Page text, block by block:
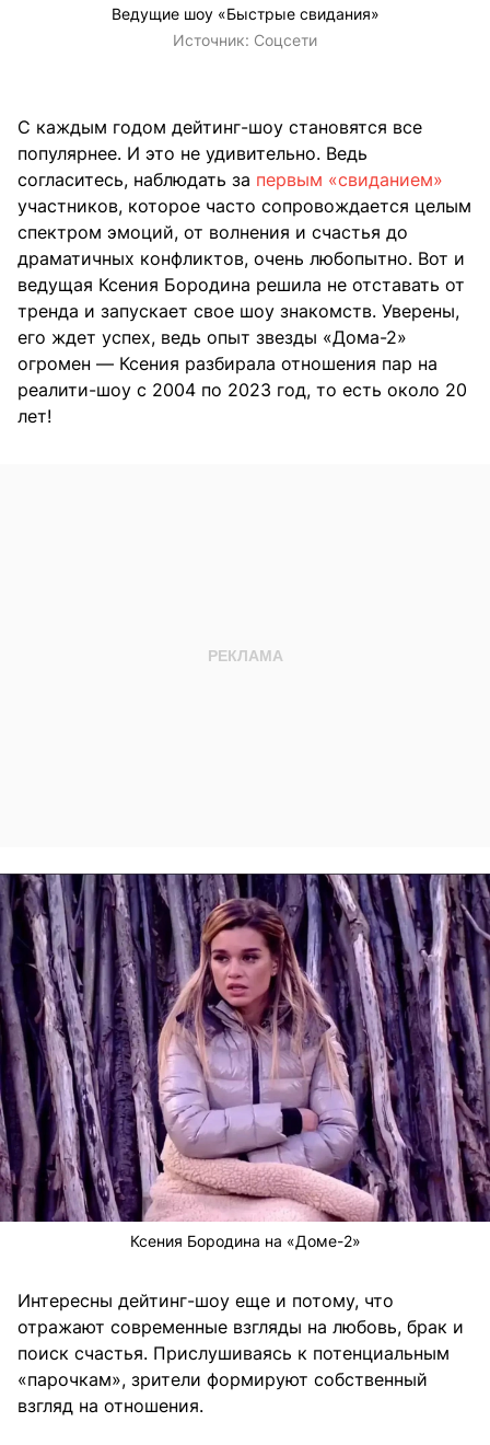
Ведущие шоу «Быстрые свидания»
Источник: Соцсети
С каждым годом дейтинг-шоу становятся все
популярнее. И это не удивительно. Ведь
согласитесь, наблюдать за первым «свиданием»
участников, которое часто сопровождается целым
спектром эмоций, от волнения и счастья до
драматичных конфликтов, очень любопытно. Вот и
ведущая Ксения Бородина решила не отставать от
тренда и запускает свое шоу знакомств. Уверены,
его ждет успех, ведь опыт звезды «Дома-2»
огромен — Ксения разбирала отношения пар на
реалити-шоу с 2004 по 2023 год, то есть около 20
лет!
Ксения Бородина на «Доме-2»
Интересны дейтинг-шоу еще и потому, что
отражают современные взгляды на любовь, брак и
поиск счастья. Прислушиваясь к потенциальным
«парочкам», зрители формируют собственный
взгляд на отношения.